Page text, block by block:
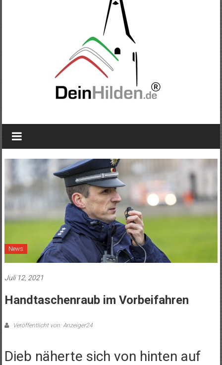
News
Juli 12, 2021
Handtaschenraub im Vorbeifahren
Veröffentlicht von: Anzeiger24
Dieb näherte sich von hinten auf